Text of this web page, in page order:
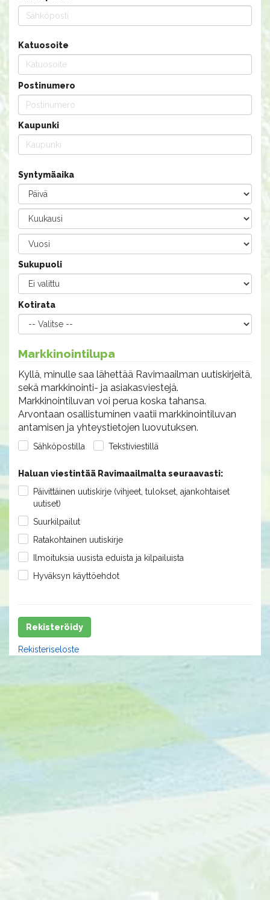
Katuosoite
Postinumero
Kaupunki
Syntymäaika
Sukupuoli
Kotirata
Markkinointilupa
Kyllä, minulle saa lähettää Ravimaailman uutiskirjeitä,
sekä markkinointi- ja asiakasviestejä.
Markkinointiluvan voi perua koska tahansa.
Arvontaan osallistuminen vaatii markkinointiluvan
antamisen ja yhteystietojen luovutuksen.
Sähköpostilla Tekstiviestillä
Haluan viestintää Ravimaailmalta seuraavasti:
Päivittäinen uutiskirje (vihjeet, tulokset, ajankohtaiset
uutiset)
Suurkilpailut
Ratakohtainen uutiskirje
Ilmoituksia uusista eduista ja kilpailuista
Hyväksyn käyttöehdot
Rekisteröidy
Rekisteriseloste